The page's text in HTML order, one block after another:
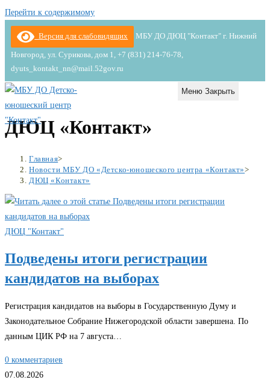
Перейти к содержимому
Версия для слабовидящих МБУ ДО ДЮЦ "Контакт" г. Нижний
Новгород, ул. Сурикова, дом 1, +7 (831) 214-76-78,
dyuts_kontakt_nn@mail.52gov.ru
Меню Закрыть
ДЮЦ «Контакт»
Главная>
Новости МБУ ДО «Детско-юношеского центра «Контакт»>
ДЮЦ «Контакт»
ДЮЦ "Контакт"
Подведены итоги регистрации
кандидатов на выборах
Регистрация кандидатов на выборы в Государственную Думу и
Законодательное Собрание Нижегородской области завершена. По
данным ЦИК РФ на 7 августа…
0 комментариев
07.08.2026